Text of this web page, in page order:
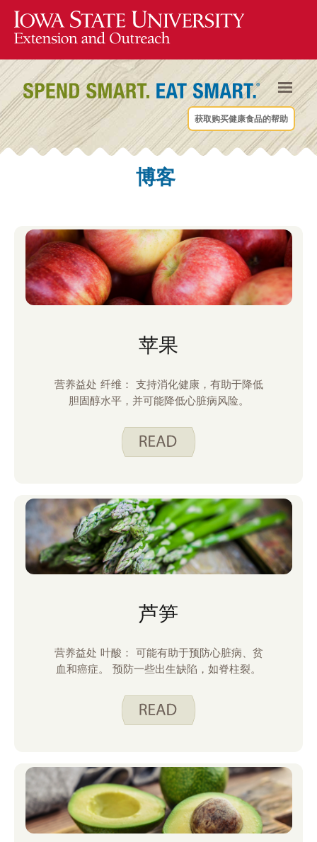
获取购买健康食品的帮助
博客
苹果
营养益处 纤维： 支持消化健康，有助于降低
胆固醇水平，并可能降低心脏病风险。
芦笋
营养益处 叶酸： 可能有助于预防心脏病、贫
血和癌症。 预防一些出生缺陷，如脊柱裂。